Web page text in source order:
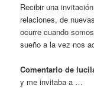
Recibir una
relaciones, de
ocurre cuando
sueño a la vez nos
Comentario de
y me invitaba a …